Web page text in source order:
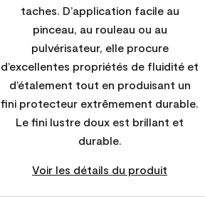
taches. D’application facile au
pinceau, au rouleau ou au
pulvérisateur, elle procure
d’excellentes propriétés de fluidité et
d’étalement tout en produisant un
fini protecteur extrêmement durable.
Le fini lustre doux est brillant et
durable.
Voir les détails du produit